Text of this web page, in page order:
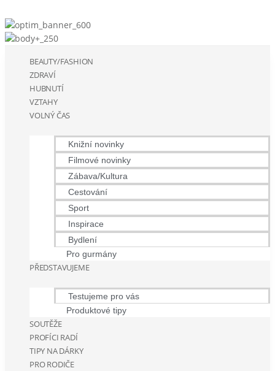
BEAUTY/FASHION
ZDRAVÍ
HUBNUTÍ
VZTAHY
VOLNÝ ČAS
Knižní novinky
Filmové novinky
Zábava/Kultura
Cestování
Sport
Inspirace
Bydlení
Pro gurmány
PŘEDSTAVUJEME
Testujeme pro vás
Produktové tipy
SOUTĚŽE
PROFÍCI RADÍ
TIPY NA DÁRKY
PRO RODIČE